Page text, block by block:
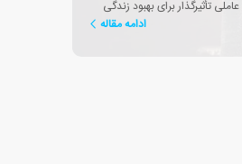
تأثیرگذار برای بهبود زندگی
ادامه مقاله